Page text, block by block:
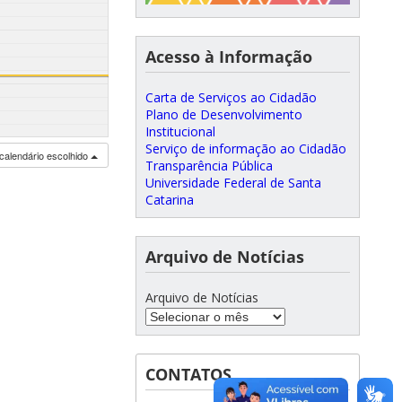
escolhido
Acesso à Informação
Carta de Serviços ao Cidadão
Plano de Desenvolvimento
Institucional
Serviço de informação ao Cidadão
Transparência Pública
Universidade Federal de Santa
Catarina
Arquivo de Notícias
Arquivo de Notícias
CONTATOS